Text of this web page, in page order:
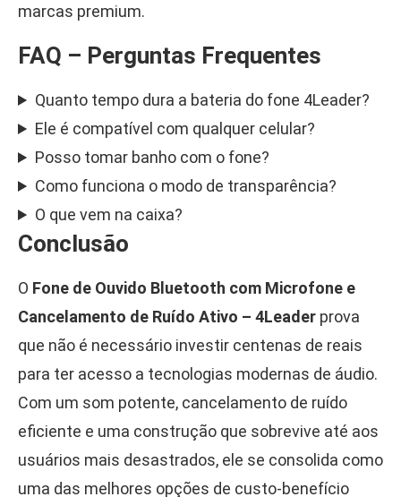
marcas premium.
FAQ – Perguntas Frequentes
Quanto tempo dura a bateria do fone 4Leader?
Ele é compatível com qualquer celular?
Posso tomar banho com o fone?
Como funciona o modo de transparência?
O que vem na caixa?
Conclusão
O Fone de Ouvido Bluetooth com Microfone e
Cancelamento de Ruído Ativo – 4Leader prova
que não é necessário investir centenas de reais
para ter acesso a tecnologias modernas de áudio.
Com um som potente, cancelamento de ruído
eficiente e uma construção que sobrevive até aos
usuários mais desastrados, ele se consolida como
uma das melhores opções de custo-benefício